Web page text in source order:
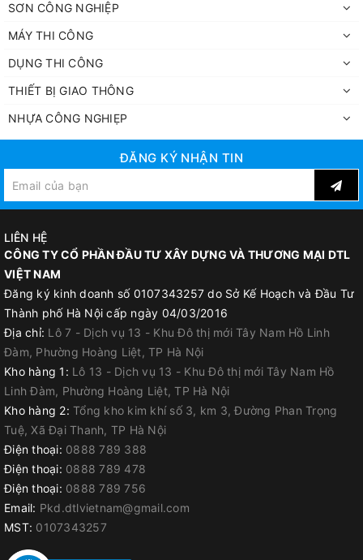
SƠN CÔNG NGHIỆP
MÁY THI CÔNG
DỤNG THI CÔNG
THIẾT BỊ GIAO THÔNG
NHỰA CÔNG NGHIẸP
ĐĂNG KÝ NHẬN TIN
LIÊN HỆ
CÔNG TY CỔ PHẦN ĐẦU TƯ XÂY DỰNG VÀ THƯƠNG MẠI DTL
VIỆT NAM
Đăng ký kinh doanh số 0107343257 do Sở Kế Hoạch và Đầu Tư
Thành phố Hà Nội cấp ngày 04/03/2016
Địa chỉ: Lô 7 - Dịch vụ 13 - Khu Đô thị mới Tây Nam Hồ Linh
Đàm, Phường Hoàng Liệt, TP Hà Nội
Kho hàng 1: Lô 13 - Dịch vụ 13 - Khu Đô thị mới Tây Nam Hồ
Linh Đàm, Phường Hoàng Liệt, TP Hà Nội
Kho hàng 2: Tổng kho kim khí số 3, km 3, Đường Phan Trọng
Tuệ, Xã Đại Thanh, TP Hà Nội
Điện thoại: 0888 789 388
Điện thoại: 0888 789 478
Điện thoại: 0888 789 756
Email: Pkd.dtlvietnam@gmail.com
MST: 0107343257